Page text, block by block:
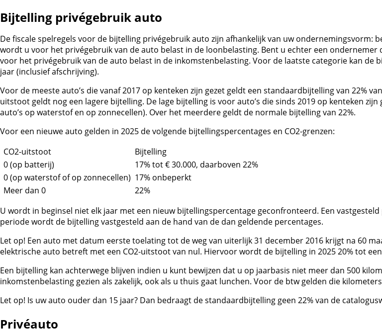
Bijtelling privégebruik auto
De fiscale spelregels voor de bijtelling privégebruik auto zijn afhankelijk van uw
wordt u voor het privégebruik van de auto belast in de loonbelasting. Bent u echter een
voor het privégebruik van de auto belast in de inkomstenbelasting. Voor de laatste categorie kan
jaar (inclusief afschrijving).
Voor de meeste auto’s die vanaf 2017 op kenteken zijn gezet geldt een standaardbijtelling van 22%
uitstoot geldt nog een lagere bijtelling. De lage bijtelling is voor auto’s die sinds 2019 op kenteken
auto’s op waterstof en op zonnecellen). Over het meerdere geldt de normale bijtelling van 22%.
Voor een nieuwe auto gelden in 2025 de volgende bijtellingspercentages en CO2-grenzen:
CO2-uitstoot
Bijtelling
0 (op batterij)
17% tot € 30.000, daarboven 22%
0 (op waterstof of op zonnecellen) 17% onbeperkt
Meer dan 0
22%
U wordt in beginsel niet elk jaar met een nieuw bijtellingspercentage geconfronteerd. Een
periode wordt de bijtelling vastgesteld aan de hand van de dan geldende percentages.
Let op! Een auto met datum eerste toelating tot de weg van uiterlijk 31 december 2016 krijgt na 60
elektrische auto betreft met een CO2-uitstoot van nul. Hiervoor wordt de bijtelling in 2025 20% tot
Een bijtelling kan achterwege blijven indien u kunt bewijzen dat u op jaarbasis niet meer dan 500
inkomstenbelasting gezien als zakelijk, ook als u thuis gaat lunchen. Voor de btw gelden die
Let op! Is uw auto ouder dan 15 jaar? Dan bedraagt de standaardbijtelling geen 22% van de
Privéauto